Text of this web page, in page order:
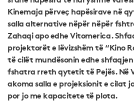
Kinemaja përveç hapësirave në
salla alternative nëpër nëpër
Zahaqi apo edhe Vitomerica.
projektorët e lëvizshëm të “Kino
të cilët mundësonin edhe
fshatra rreth qytetit të Pejës. Në
akoma salla e projeksionit e cilat
por jo me kapacitete të plota.